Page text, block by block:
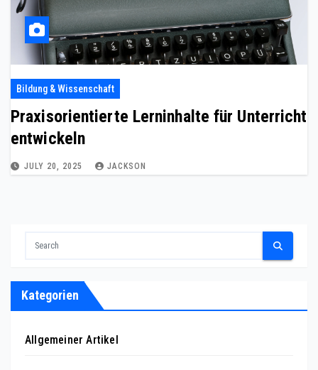
Bildung & Wissenschaft
Praxisorientierte Lerninhalte für Unterricht
entwickeln
JULY 20, 2025 JACKSON
Kategorien
Allgemeiner Artikel